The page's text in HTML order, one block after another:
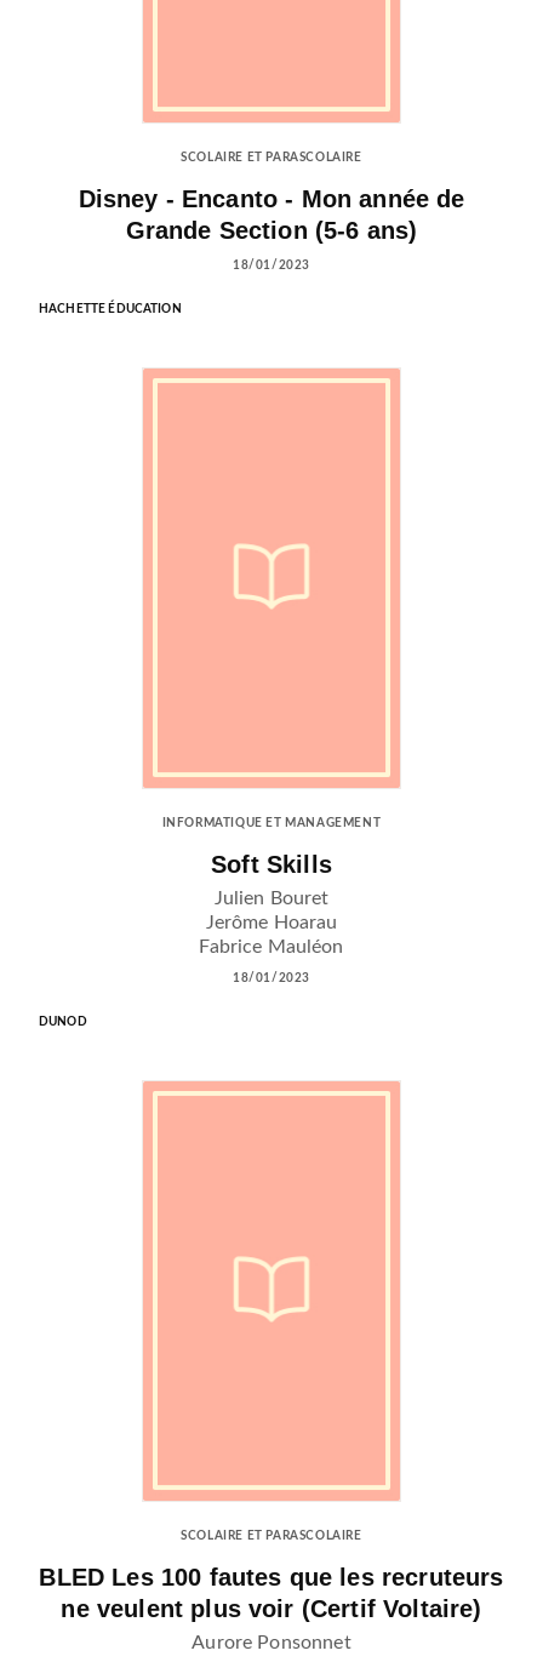
SCOLAIRE ET PARASCOLAIRE
Disney - Encanto - Mon année de
Grande Section (5-6 ans)
18/01/2023
HACHETTE ÉDUCATION
INFORMATIQUE ET MANAGEMENT
Soft Skills
Julien Bouret
Jerôme Hoarau
Fabrice Mauléon
18/01/2023
DUNOD
SCOLAIRE ET PARASCOLAIRE
BLED Les 100 fautes que les recruteurs
ne veulent plus voir (Certif Voltaire)
Aurore Ponsonnet